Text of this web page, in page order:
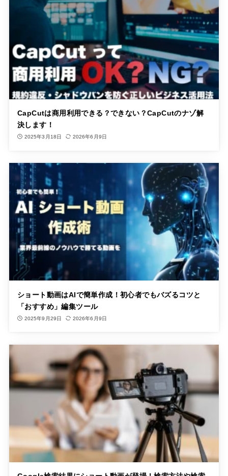
CapCutは商用利用できる？できない？CapCutのナゾ解
決します！
2025年3月18日 2026年6月9日
ショート動画はAIで簡単作成！初心者でもバズるコツと
「おすすめ」編集ツール
2025年9月29日 2026年6月9日